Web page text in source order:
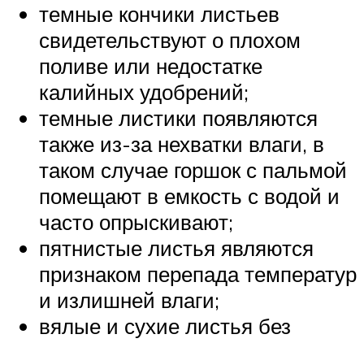
темные кончики листьев
свидетельствуют о плохом
поливе или недостатке
калийных удобрений;
темные листики появляются
также из-за нехватки влаги, в
таком случае горшок с пальмой
помещают в емкость с водой и
часто опрыскивают;
пятнистые листья являются
признаком перепада температур
и излишней влаги;
вялые и сухие листья без